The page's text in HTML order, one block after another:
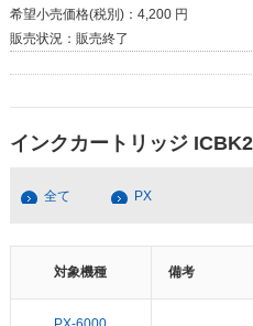
希望小売価格(税別)： 4,200 円
販売状況： 販売終了
インクカートリッジ
全て PX
対象機種 備考